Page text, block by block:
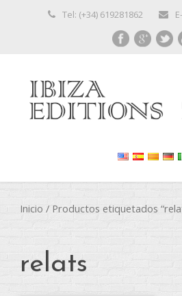
Tel: (+34) 619281862
Inicio / Productos etiquetados
relats